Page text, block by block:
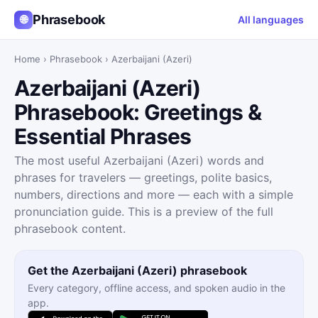
🌐 Phrasebook All languages
Home › Phrasebook › Azerbaijani (Azeri)
Azerbaijani (Azeri)
Phrasebook: Greetings &
Essential Phrases
The most useful Azerbaijani (Azeri) words and
phrases for travelers — greetings, polite basics,
numbers, directions and more — each with a simple
pronunciation guide. This is a preview of the full
phrasebook content.
Get the Azerbaijani (Azeri) phrasebook
Every category, offline access, and spoken audio in the
app.